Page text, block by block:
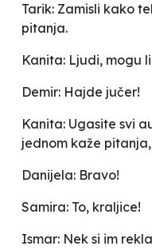
Tarik: Zamisli kako
pitanja.
Kanita: Ljudi, mogu
Demir: Hajde jučer!
Kanita: Ugasite svi
jednom kaže
Danijela: Bravo!
Samira: To, kraljice!
Ismar: Nek si im